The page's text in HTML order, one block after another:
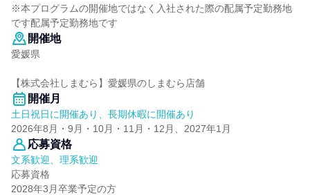
※本プログラムの開催地ではなく入社された際の配属予定勤務地
です配属予定勤務地です
開催地
愛媛県
【株式会社しまむら】愛媛県のしまむら店舗
開催月
土日祝日に開催あり、長期休暇に開催あり
2026年8月・9月・10月・11月・12月、2027年1月
応募資格
文系歓迎、理系歓迎
応募資格
2028年3月卒業予定の方